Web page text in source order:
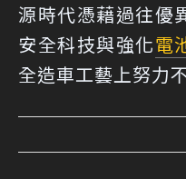
源時代憑藉過往優
安全科技與強化電
全造車工藝上努力